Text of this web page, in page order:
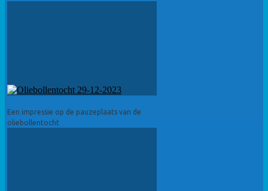
Een impressie op de pauzeplaats van de
oliebollentocht